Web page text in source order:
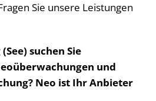
Sie unsere Leistungen
suchen Sie
und
Neo ist Ihr Anbieter